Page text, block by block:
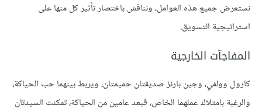
نستعرض جميع هذه العوامل، ونناقش باختصار تأثير كل منها على
استراتيجية التسويق.
المفاجآت الخارجية
كارول وولفي، وجين بارنز صديقتان حميمتان، ويربط بينهما حب الحياكة،
والرغبة بامتلاك عملهما الخاص، فبعد عامين من الحياكة، تمكنت السيدتان